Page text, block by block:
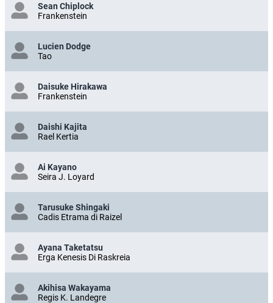
Sean Chiplock
Frankenstein
Lucien Dodge
Tao
Daisuke Hirakawa
Frankenstein
Daishi Kajita
Rael Kertia
Ai Kayano
Seira J. Loyard
Tarusuke Shingaki
Cadis Etrama di Raizel
Ayana Taketatsu
Erga Kenesis Di Raskreia
Akihisa Wakayama
Regis K. Landegre